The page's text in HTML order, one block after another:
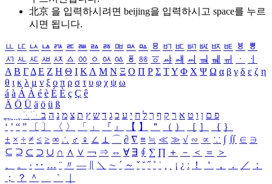
北京 을 입력하시려면 beijing을 입력하시고 space를 누르
시면 됩니다.
ㅥ ㅦ ㅧ ㅨ ㅩ ㅪ ㅫ ㅬ ㅭ ㅮ ㅯ ㅰ ㅱ ㅲ ㅳ ㅴ ㅵ ㅶ ㅷ ㅸ
ㅹ
ㅺ ㅻ ㅼ ㅽ ㅾ ㅿ ㆀ ㆁ ㆂ ㆃ ㆄ ㆅ ㆆ ㆇ ㆈ ㆉ ㆊ ㆋ ㆌ ㆍ
ㆎ
Α Β ΓΔ Ε Ζ Η Θ Ι ΚΛ Μ Ν Ξ Ο Π Ρ Σ ΤΥ Φ Χ Ψ Ω α β γ δ ε ζ η
θ ι κ λ μ ν ξ ο π ρ σ τ υ φ χ ψ ω
á à Á À é è É È ç Ç ê
Ä Ö Ü ä ö ü ß
ִֶֹ ֻּ ׁׂ פ ם ן ו ט א ר ק ף ך ל ח י ע כ ג ד ש ץ ת צ מ נ ה ב
‘ ’ “ ” 〔 〕 〈 〉 「 」 『 』 【 】 ＂ （ ） ［ ］ ｛ ｝
± × ÷ ≠ ≤ ≥ ∞ ∴ ♂ ♀ ∠ ⊥ ⌒ ∂ ∇ ≡ ≒ ≪ ≫ √ ∽ ∝ ∵ ∫ ∬ ∈ ∋
⊆ ⊇ ⊂ ⊃ ∪ ∩ ∧ ∨ ￢ ⇒ ⇔ ∀ ∃ ∮ ∑ ∏ ＋ － ＜ ＝
＞
、
。 · ‥ … ¨ 〃 ― ＼ ∼ ´ ～ ˇ ˘ ˝ ˚ ˙ ¸ ¡ ¿ ː ！ ＇ ， ． ／
：
；
？ ＾ ｀